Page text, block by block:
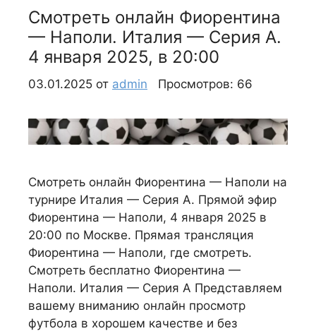
Смотреть онлайн Фиорентина
— Наполи. Италия — Серия А.
4 января 2025, в 20:00
03.01.2025 от admin Просмотров: 66
Смотреть онлайн Фиорентина — Наполи на
турнире Италия — Серия А. Прямой эфир
Фиорентина — Наполи, 4 января 2025 в
20:00 по Москве. Прямая трансляция
Фиорентина — Наполи, где смотреть.
Смотреть бесплатно Фиорентина —
Наполи. Италия — Серия А Представляем
вашему вниманию онлайн просмотр
футбола в хорошем качестве и без